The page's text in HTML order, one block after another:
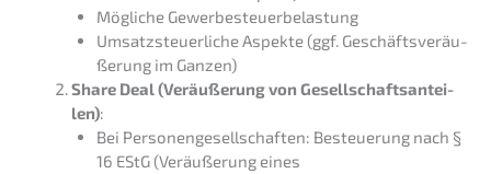
Mögli­che Gewerbesteuerbelastung
Umsatz­steu­er­li­che Aspek­te (ggf. Geschäfts­ver­äu­
ße­rung im Ganzen)
Share Deal (Veräu­ße­rung von Gesell­schafts­an­tei­
len):
Bei Perso­nen­ge­sell­schaf­ten: Besteue­rung nach §
16 EStG (Veräu­ße­rung eines